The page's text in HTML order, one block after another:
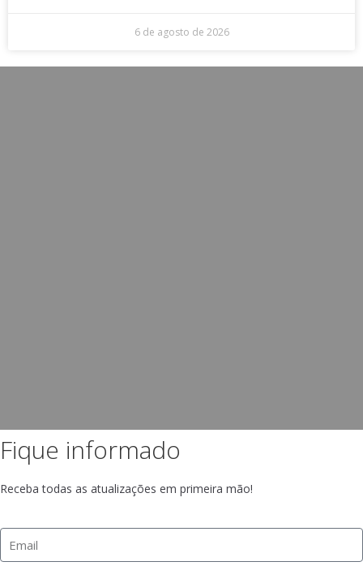
6 de agosto de 2026
Fique informado
Receba todas as atualizações em primeira mão!